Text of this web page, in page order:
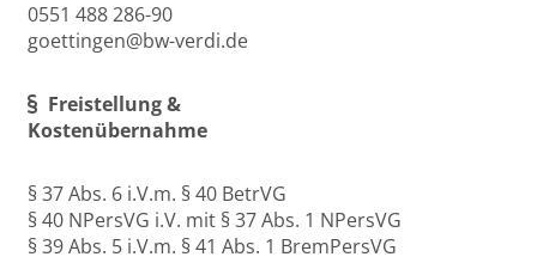
0551 488 286-90
goettingen@bw-verdi.de
Freistellung &
Kostenübernahme
§ 37 Abs. 6 i.V.m. § 40 BetrVG
§ 40 NPersVG i.V. mit § 37 Abs. 1 NPersVG
§ 39 Abs. 5 i.V.m. § 41 Abs. 1 BremPersVG